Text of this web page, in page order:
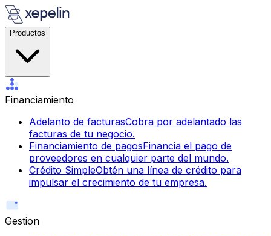
Productos
Financiamiento
Adelanto de facturasCobra por adelantado las
facturas de tu negocio.
Financiamiento de pagosFinancia el pago de
proveedores en cualquier parte del mundo.
Crédito SimpleObtén una línea de crédito para
impulsar el crecimiento de tu empresa.
Gestion